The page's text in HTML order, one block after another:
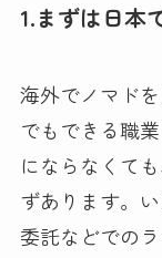
1.まずは日本
海外でノマド
でもできる職
にならなくて
ずあります。
委託などでの